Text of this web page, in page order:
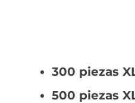
300 piezas
500 piezas